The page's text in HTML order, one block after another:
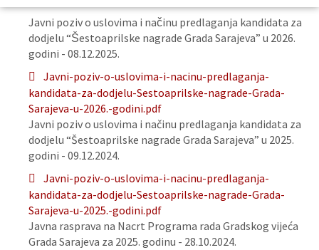
Javni poziv o uslovima i načinu predlaganja kandidata za
dodjelu “Šestoaprilske nagrade Grada Sarajeva” u 2026.
godini - 08.12.2025.
Javni-poziv-o-uslovima-i-nacinu-predlaganja-
kandidata-za-dodjelu-Sestoaprilske-nagrade-Grada-
Sarajeva-u-2026.-godini.pdf
Javni poziv o uslovima i načinu predlaganja kandidata za
dodjelu “Šestoaprilske nagrade Grada Sarajeva” u 2025.
godini - 09.12.2024.
Javni-poziv-o-uslovima-i-nacinu-predlaganja-
kandidata-za-dodjelu-Sestoaprilske-nagrade-Grada-
Sarajeva-u-2025.-godini.pdf
Javna rasprava na Nacrt Programa rada Gradskog vijeća
Grada Sarajeva za 2025. godinu - 28.10.2024.